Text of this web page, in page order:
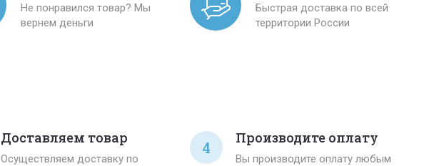
Не понравился товар? Мы
вернем деньги
Быстрая доставка по всей
территории России
Доставляем товар
Осуществляем доставку по
4
Производите оплату
Вы производите оплату любым